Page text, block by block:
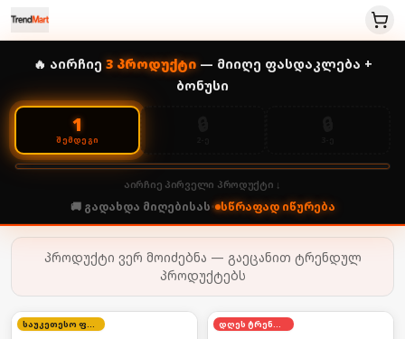
🔥 აირჩიე 3პროდუქტი— მიიღე ფასდაკლება +
ბონუსი
1
ᲨᲔᲛᲓᲔᲒᲘ
აირჩიე პირველი პროდუქტი ↓
🚚 გადახდა მიღებისას• სწრაფად იწურება
პროდუქტი ვერ მოიძებნა — გაეცანით ტრენდულ
პროდუქტებს
საუკეთესო ფასი დღეს ტრენდში